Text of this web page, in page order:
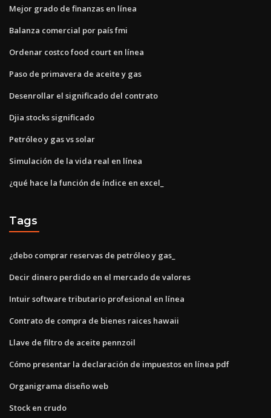
Mejor grado de finanzas en línea
Balanza comercial por país fmi
Ordenar costco food court en línea
Paso de primavera de aceite y gas
Desenrollar el significado del contrato
Djia stocks significado
Petróleo y gas vs solar
Simulación de la vida real en línea
¿qué hace la función de índice en excel_
Tags
¿debo comprar reservas de petróleo y gas_
Decir dinero perdido en el mercado de valores
Intuir software tributario profesional en línea
Contrato de compra de bienes raices hawaii
Llave de filtro de aceite pennzoil
Cómo presentar la declaración de impuestos en línea pdf
Organigrama diseño web
Stock en crudo